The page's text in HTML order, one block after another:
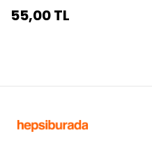
55,00 TL